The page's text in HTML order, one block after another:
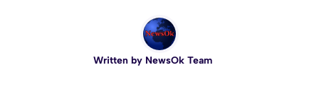
Written by NewsOk Team